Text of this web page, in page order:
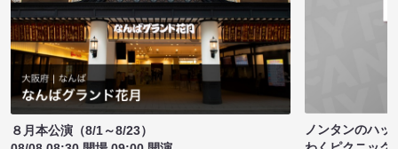
８月本公演（8/1～8/23）
ノンタンのハッ